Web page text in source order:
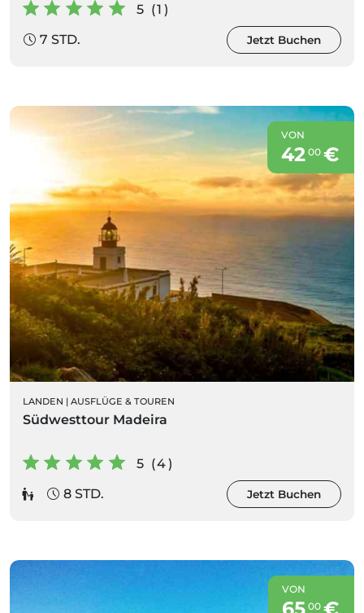
5 (1)
7 STD.
Jetzt Buchen
VON
42 00€
LANDEN | AUSFLÜGE & TOUREN
Südwesttour Madeira
5 (4)
8 STD.
Jetzt Buchen
VON
00